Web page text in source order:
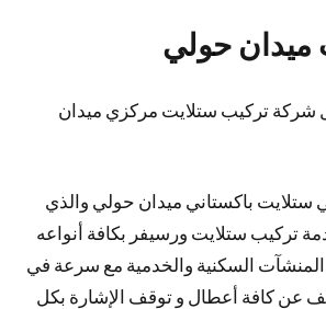
ميدان حولي
تركيب ستلايت مركزي ميدان
ستلايت باكستاني ميدان حولي والذي
تركيب ستلايت ورسيفر بكافة أنواعه
المنشآت السكنية والخدمية مع سرعة في
عن كافة أعطال و توقف الإشارة بكل